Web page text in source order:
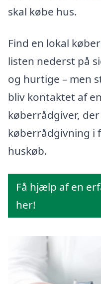
skal købe hus.
Find en lokal
listen nederst på
og hurtige – men
bliv kontaktet af
køberrådgiver,
køberrådgivning i
huskøb.
Få hjælp af en
her!